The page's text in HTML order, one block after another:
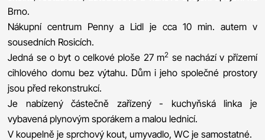
Brno.
Nákupní centrum Penny a Lidl je cca 10 min. autem v
sousedních Rosicích.
Jedná se o byt o celkové ploše 27 m2 se nachází v přízemí
cihlového domu bez výtahu. Dům i jeho společné prostory
jsou před rekonstrukcí.
Je nabízený částečně zařízený - kuchyňská linka je
vybavená plynovým sporákem a malou lednicí.
V koupelně je sprchový kout, umyvadlo, WC je samostatné.